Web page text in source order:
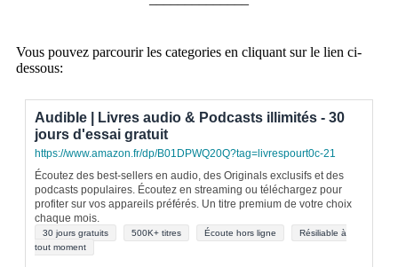
Vous pouvez parcourir les categories en cliquant sur le lien ci-
dessous:
Audible | Livres audio & Podcasts illimités - 30
jours d'essai gratuit
https://www.amazon.fr/dp/B01DPWQ20Q?tag=livrespourt0c-21
Écoutez des best-sellers en audio, des Originals exclusifs et des
podcasts populaires. Écoutez en streaming ou téléchargez pour
profiter sur vos appareils préférés. Un titre premium de votre choix
chaque mois.
30 jours gratuits 500K+ titres Écoute hors ligne
Résiliable à
tout moment